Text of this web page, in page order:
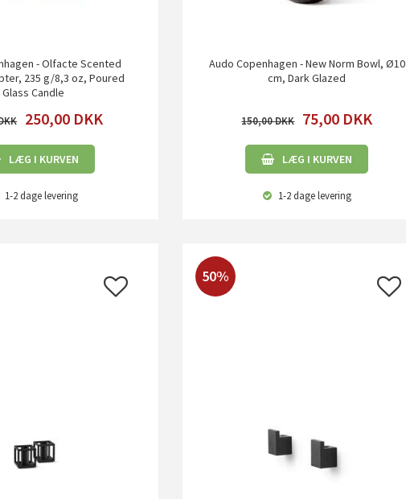
- Olfacte Scented
235 g/8,3 oz, Poured
Glass Candle
250,00 DKK
LÆG I KURVEN
1-2 dagelevering
Audo Copenhagen - New Norm Bowl, Ø10
cm, Dark Glazed
150,00 75,00 DKK
LÆG I KURVEN
1-2 dagelevering
50%